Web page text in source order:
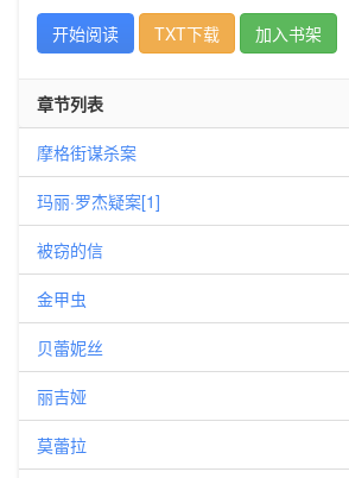
开始阅读
TXT下载 加入书架
章节列表
摩格街谋杀案
玛丽·罗杰疑案[1]
被窃的信
金甲虫
贝蕾妮丝
丽吉娅
莫蕾拉